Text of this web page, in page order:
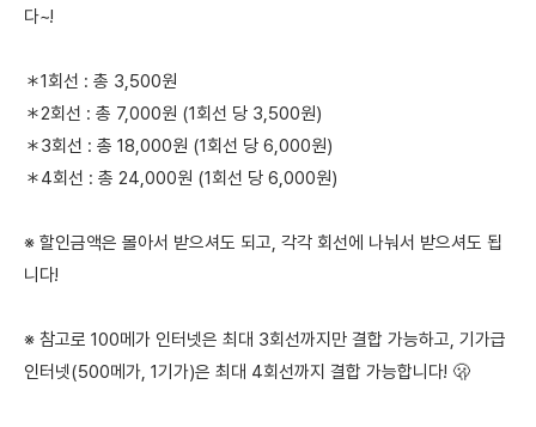
다~!
＊1회선 : 총 3,500원
＊2회선 : 총 7,000원 (1회선 당 3,500원)
＊3회선 : 총 18,000원 (1회선 당 6,000원)
＊4회선 : 총 24,000원 (1회선 당 6,000원)
※ 할인금액은 몰아서 받으셔도 되고, 각각 회선에 나눠서 받으셔도 됩
니다!
※ 참고로 100메가 인터넷은 최대 3회선까지만 결합 가능하고, 기가급
인터넷(500메가, 1기가)은 최대 4회선까지 결합 가능합니다! 🫢